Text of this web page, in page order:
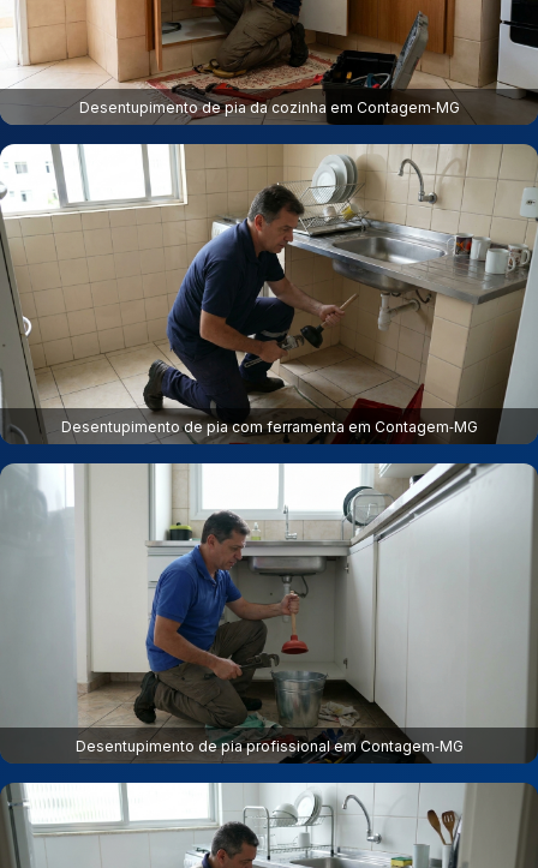
Desentupimento de pia da cozinha em Contagem‑MG
Desentupimento de pia com ferramenta em Contagem‑MG
Desentupimento de pia profissional em Contagem‑MG